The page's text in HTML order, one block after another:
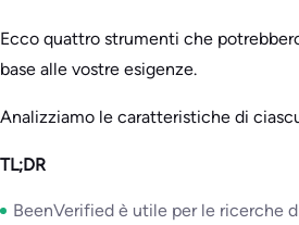
Ecco quattro strumenti che
base alle vostre esigenze.
Analizziamo le caratteristiche di
TL;DR
BeenVerified è utile per le ricerche